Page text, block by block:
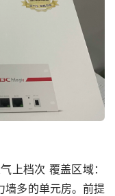
上档次 覆盖区域：
墙多的单元房。前提